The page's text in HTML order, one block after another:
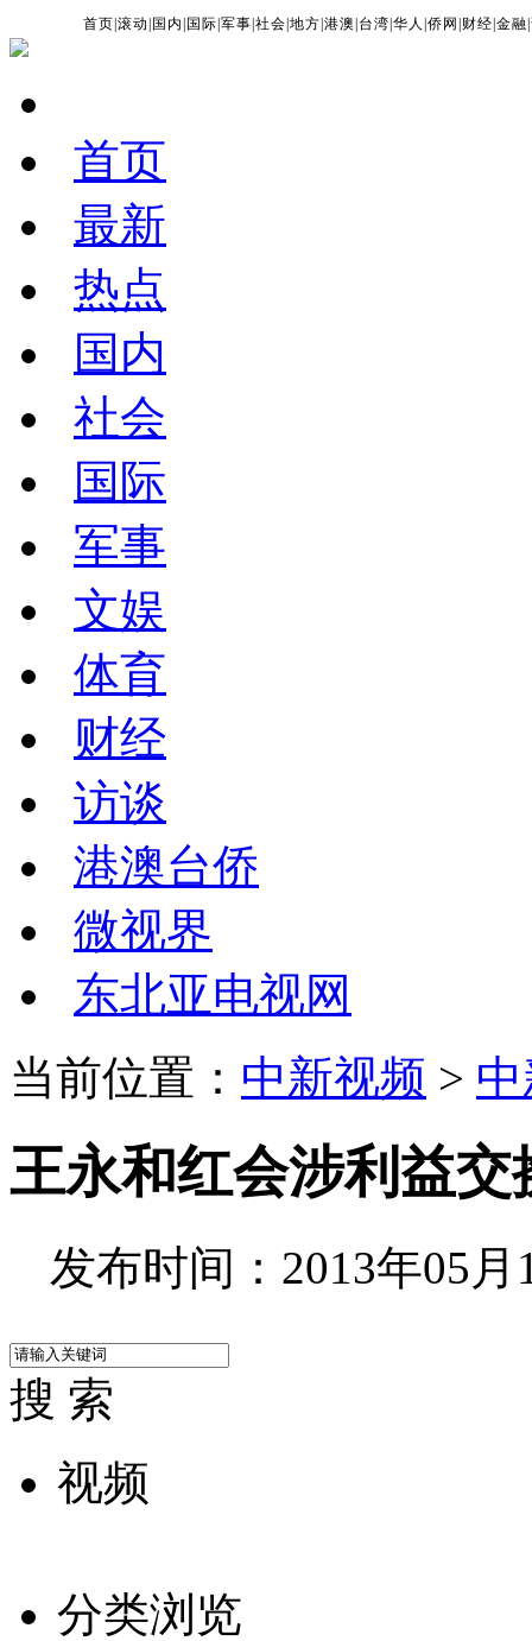
首页 |滚动 国内 国际 |军事 |社会 |地方 |港澳 台湾 |华人 |侨网 财经 |金融 |
首页
最新
热点
国内
社会
国际
军事
文娱
体育
财经
访谈
港澳台侨
微视界
东北亚电视网
当前位置： 中新视频 >
王永和红会涉利益交
发布时间：2013年05月
搜 索
视频
分类浏览